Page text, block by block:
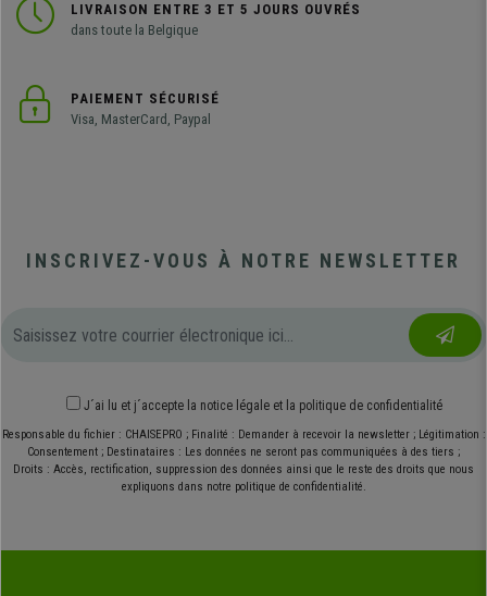
LIVRAISON ENTRE 3 ET 5 JOURS OUVRÉS
dans toute la Belgique
PAIEMENT SÉCURISÉ
Visa, MasterCard, Paypal
INSCRIVEZ-VOUS À NOTRE NEWSLETTER
J´ai lu et j´accepte la notice légale et la politique de confidentialité
Responsable du fichier : CHAISEPRO ; Finalité : Demander à recevoir la newsletter ; Légitimation :
Consentement ; Destinataires : Les données ne seront pas communiquées à des tiers ;
Droits : Accès, rectification, suppression des données ainsi que le reste des droits que nous
expliquons dans notre politique de confidentialité.